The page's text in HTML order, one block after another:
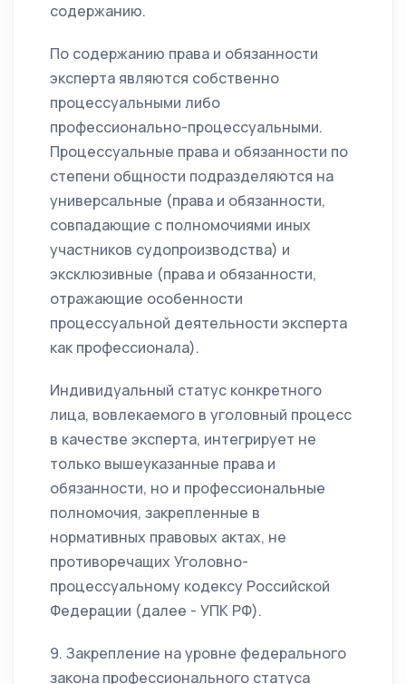
содержанию.
По содержанию права и обязанности
эксперта являются собственно
процессуальными либо
профессионально-процессуальными.
Процессуальные права и обязанности по
степени общности подразделяются на
универсальные (права и обязанности,
совпадающие с полномочиями иных
участников судопроизводства) и
эксклюзивные (права и обязанности,
отражающие особенности
процессуальной деятельности эксперта
как профессионала).
Индивидуальный статус конкретного
лица, вовлекаемого в уголовный процесс
в качестве эксперта, интегрирует не
только вышеуказанные права и
обязанности, но и профессиональные
полномочия, закрепленные в
нормативных правовых актах, не
противоречащих Уголовно-
процессуальному кодексу Российской
Федерации (далее - УПК РФ).
9. Закрепление на уровне федерального
закона профессионального статуса